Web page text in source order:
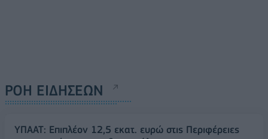
ΡΟΗ ΕΙΔΗΣΕΩΝ
ΥΠΑΑΤ: Επιπλέον 12,5 εκατ. ευρώ στις Περιφέρειες